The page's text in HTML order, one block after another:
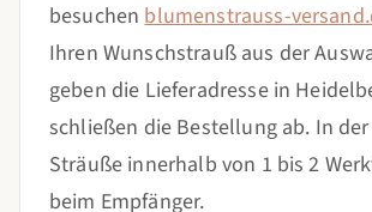
besuchenblumenstrauss-
Ihren Wunschstrauß aus der
geben die Lieferadresse in
schließen die Bestellung ab. In
Sträuße innerhalb von 1 bis 2
beim Empfänger.